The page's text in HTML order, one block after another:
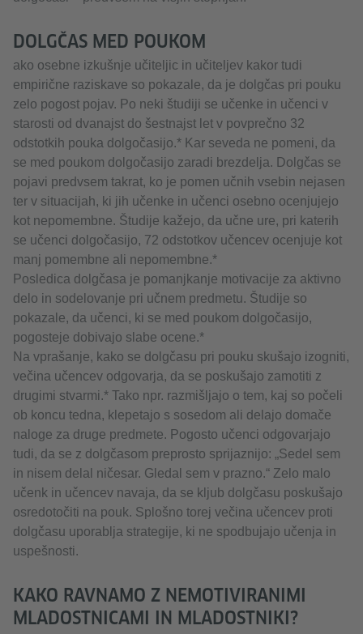
DOLGČAS MED POUKOM
ako osebne izkušnje učiteljic in učiteljev kakor tudi
empirične raziskave so pokazale, da je dolgčas pri pouku
zelo pogost pojav. Po neki študiji se učenke in učenci v
starosti od dvanajst do šestnajst let v povprečno 32
odstotkih pouka dolgočasijo.* Kar seveda ne pomeni, da
se med poukom dolgočasijo zaradi brezdelja. Dolgčas se
pojavi predvsem takrat, ko je pomen učnih vsebin nejasen
ter v situacijah, ki jih učenke in učenci osebno ocenjujejo
kot nepomembne. Študije kažejo, da učne ure, pri katerih
se učenci dolgočasijo, 72 odstotkov učencev ocenjuje kot
manj pomembne ali nepomembne.*
Posledica dolgčasa je pomanjkanje motivacije za aktivno
delo in sodelovanje pri učnem predmetu. Študije so
pokazale, da učenci, ki se med poukom dolgočasijo,
pogosteje dobivajo slabe ocene.*
Na vprašanje, kako se dolgčasu pri pouku skušajo izogniti,
večina učencev odgovarja, da se poskušajo zamotiti z
drugimi stvarmi.* Tako npr. razmišljajo o tem, kaj so počeli
ob koncu tedna, klepetajo s sosedom ali delajo domače
naloge za druge predmete. Pogosto učenci odgovarjajo
tudi, da se z dolgčasom preprosto sprijaznijo: „Sedel sem
in nisem delal ničesar. Gledal sem v prazno.“ Zelo malo
učenk in učencev navaja, da se kljub dolgčasu poskušajo
osredotočiti na pouk. Splošno torej večina učencev proti
dolgčasu uporablja strategije, ki ne spodbujajo učenja in
uspešnosti.
KAKO RAVNAMO Z NEMOTIVIRANIMI
MLADOSTNICAMI IN MLADOSTNIKI?